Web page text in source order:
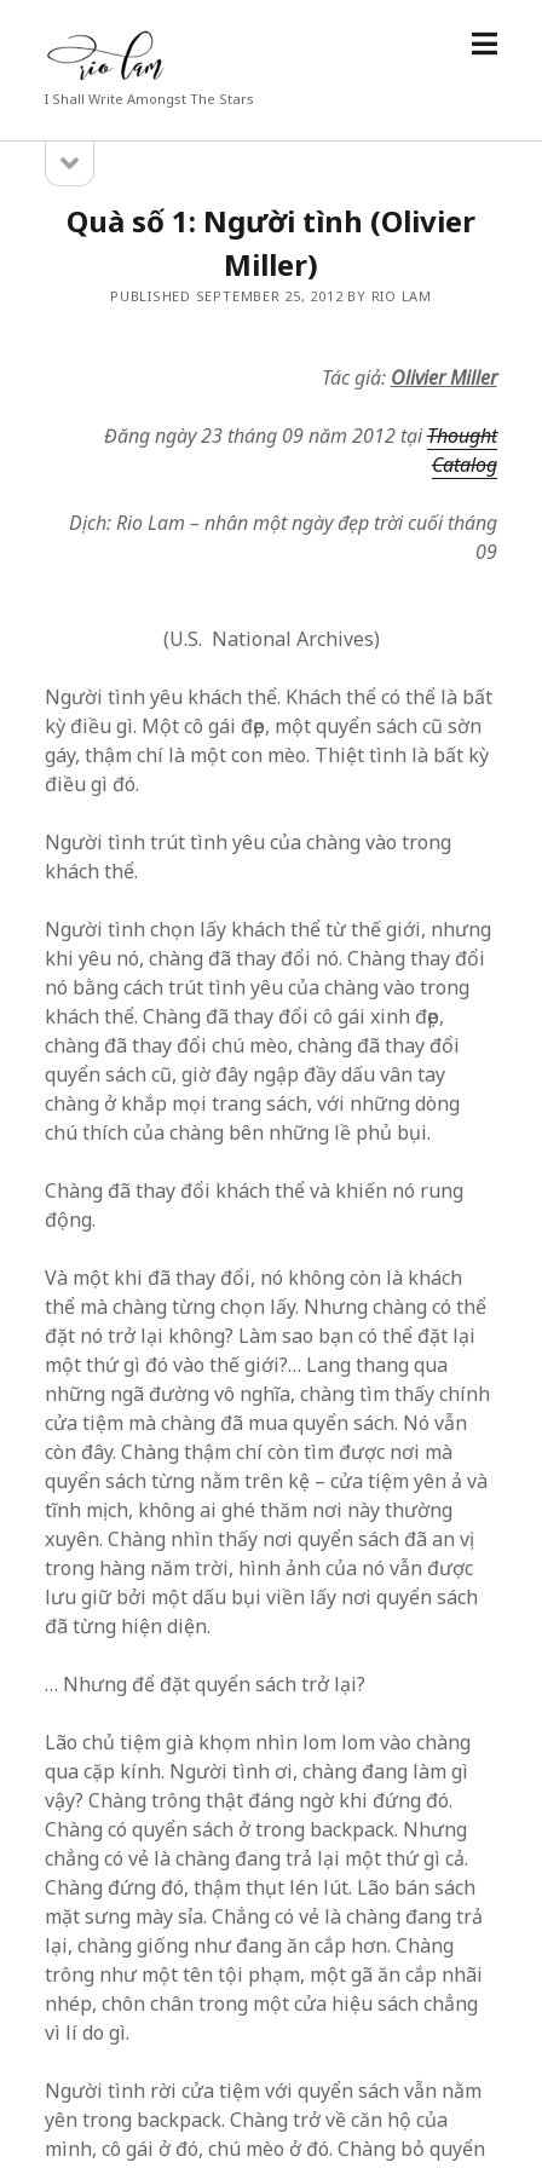
Rio
Lam
I Shall Write Amongst The Stars
open
Sidebarsidebar
Quà số 1: Người tình (Olivier
Miller)
PUBLISHED SEPTEMBER 25, 2012 BY RIO LAM
Tác giả: Olivier Miller
Đăng ngày 23 tháng 09 năm 2012 tạiThought
Catalog
Dịch: Rio Lam – nhân một ngày đẹp trời cuối tháng
09
(U.S. National Archives)
Người tình yêu khách thể. Khách thể có thể là bất
kỳ điều gì. Một cô gái đẹp, một quyển sách cũ sờn
gáy, thậm chí là một con mèo. Thiệt tình là bất kỳ
điều gì đó.
Người tình trút tình yêu của chàng vào trong
khách thể.
Người tình chọn lấy khách thể từ thế giới, nhưng
khi yêu nó, chàng đã thay đổi nó. Chàng thay đổi
nó bằng cách trút tình yêu của chàng vào trong
khách thể. Chàng đã thay đổi cô gái xinh đẹp,
chàng đã thay đổi chú mèo, chàng đã thay đổi
quyển sách cũ, giờ đây ngập đầy dấu vân tay
chàng ở khắp mọi trang sách, với những dòng
chú thích của chàng bên những lề phủ bụi.
Chàng đã thay đổi khách thể và khiến nó rung
động.
Và một khi đã thay đổi, nó không còn là khách
thể mà chàng từng chọn lấy. Nhưng chàng có thể
đặt nó trở lại không? Làm sao bạn có thể đặt lại
một thứ gì đó vào thế giới?… Lang thang qua
những ngã đường vô nghĩa, chàng tìm thấy chính
cửa tiệm mà chàng đã mua quyển sách. Nó vẫn
còn đây. Chàng thậm chí còn tìm được nơi mà
quyển sách từng nằm trên kệ – cửa tiệm yên ả và
tĩnh mịch, không ai ghé thăm nơi này thường
xuyên. Chàng nhìn thấy nơi quyển sách đã an vị
trong hàng năm trời, hình ảnh của nó vẫn được
lưu giữ bởi một dấu bụi viền lấy nơi quyển sách
đã từng hiện diện.
… Nhưng để đặt quyển sách trở lại?
Lão chủ tiệm già khọm nhìn lom lom vào chàng
qua cặp kính. Người tình ơi, chàng đang làm gì
vậy? Chàng trông thật đáng ngờ khi đứng đó.
Chàng có quyển sách ở trong backpack. Nhưng
chẳng có vẻ là chàng đang trả lại một thứ gì cả.
Chàng đứng đó, thậm thụt lén lút. Lão bán sách
mặt sưng mày sỉa. Chẳng có vẻ là chàng đang trả
lại, chàng giống như đang ăn cắp hơn. Chàng
trông như một tên tội phạm, một gã ăn cắp nhãi
nhép, chôn chân trong một cửa hiệu sách chẳng
vì lí do gì.
Người tình rời cửa tiệm với quyển sách vẫn nằm
yên trong backpack. Chàng trở về căn hộ của
mình, cô gái ở đó, chú mèo ở đó. Chàng bỏ quyển